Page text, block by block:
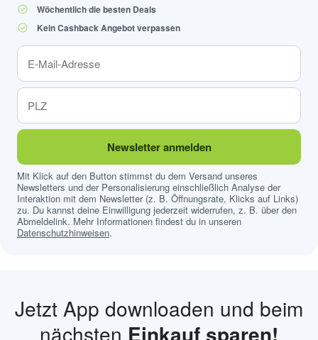
Wöchentlich die besten Deals
Kein Cashback Angebot verpassen
Newsletter anmelden
Mit Klick auf den Button stimmst du dem Versand unseres
Newsletters und der Personalisierung einschließlich Analyse der
Interaktion mit dem Newsletter (z. B. Öffnungsrate, Klicks auf Links)
zu. Du kannst deine Einwilligung jederzeit widerrufen, z. B. über den
Abmeldelink. Mehr Informationen findest du in unseren
Datenschutzhinweisen.
Jetzt App downloaden und beim
nächsten Einkauf sparen!